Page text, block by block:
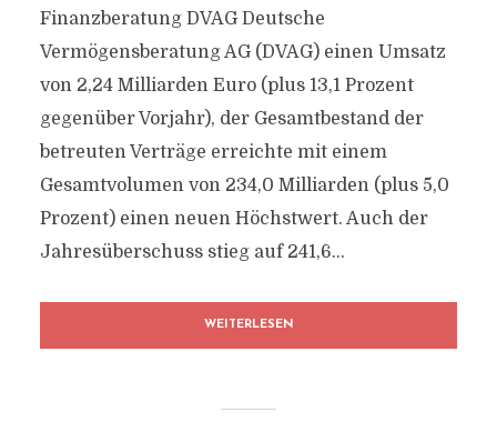
Finanzberatung DVAG Deutsche
Vermögensberatung AG (DVAG) einen Umsatz
von 2,24 Milliarden Euro (plus 13,1 Prozent
gegenüber Vorjahr), der Gesamtbestand der
betreuten Verträge erreichte mit einem
Gesamtvolumen von 234,0 Milliarden (plus 5,0
Prozent) einen neuen Höchstwert. Auch der
Jahresüberschuss stieg auf 241,6...
WEITERLESEN